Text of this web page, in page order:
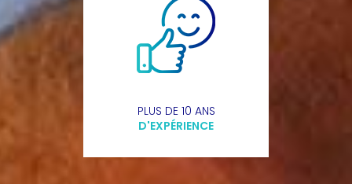
PLUS DE 10 ANS
D'EXPÉRIENCE